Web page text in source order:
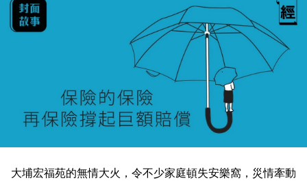
理
財
業
大埔宏福苑的無情大火，令不少家庭頓失安樂窩，災情牽動